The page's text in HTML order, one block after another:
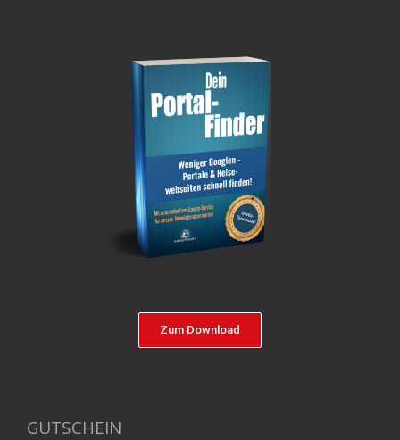
Zum Download
GUTSCHEIN